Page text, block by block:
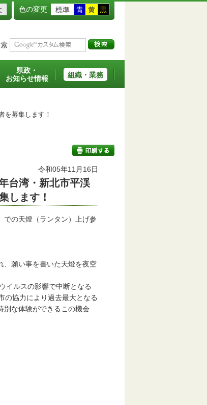
色の変更 標準 青 黄 黒
県政・
お知らせ情報
組織・業務
を募集します！
令和05年11月16日
台湾・新北市平渓
します！
の天燈（ランタン）上げ参
願い事を書いた天燈を夜空
イルスの影響で中断となる
の協力により過去最大となる
別な体験ができるこの機会